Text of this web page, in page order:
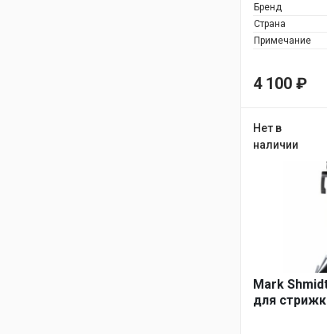
Бренд
Страна
Примечание
4 100 ₽
Нет в
наличии
Mark
для